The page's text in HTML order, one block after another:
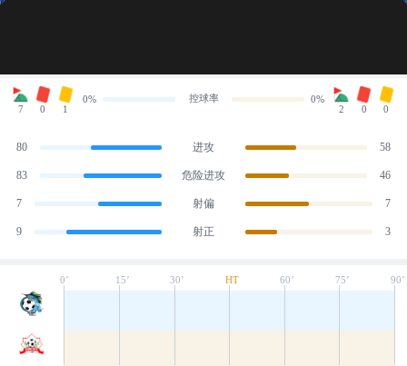
7 0 1
0% 控球率
0%
2
0 0
80 进攻 58
83 危险进攻 46
7 射偏 7
9 射正 3
0’ 15’ 30’ HT 60’ 75’ 90’